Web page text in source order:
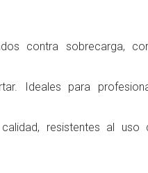
contra sobrecarga,
Ideales para
resistentes al uso